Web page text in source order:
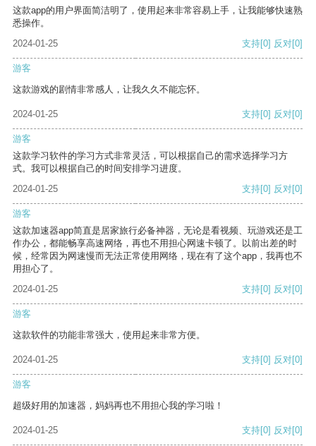
这款app的用户界面简洁明了，使用起来非常容易上手，让我能够快速熟
悉操作。
2024-01-25
支持[0] 反对[0]
游客
这款游戏的剧情非常感人，让我久久不能忘怀。
2024-01-25 支持[0] 反对[0]
游客
这款学习软件的学习方式非常灵活，可以根据自己的需求选择学习方
式。我可以根据自己的时间安排学习进度。
2024-01-25
支持[0] 反对[0]
游客
这款加速器app简直是居家旅行必备神器，无论是看视频、玩游戏还是工
作办公，都能畅享高速网络，再也不用担心网速卡顿了。以前出差的时
候，经常因为网速慢而无法正常使用网络，现在有了这个app，我再也不
用担心了。
2024-01-25
支持[0] 反对[0]
游客
这款软件的功能非常强大，使用起来非常方便。
2024-01-25 支持[0] 反对[0]
游客
超级好用的加速器，妈妈再也不用担心我的学习啦！
2024-01-25 支持[0] 反对[0]